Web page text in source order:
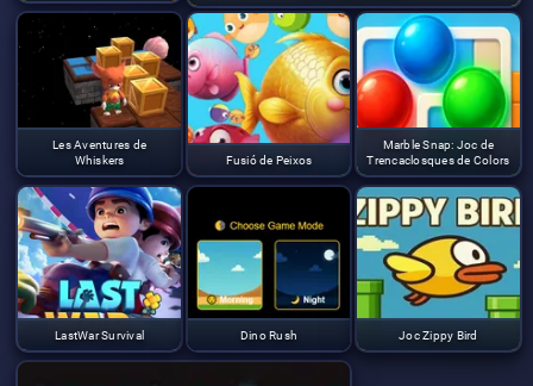
Les Aventures de
Whiskers
Fusió de Peixos
Marble Snap: Joc de
Trencaclosques de Colors
LastWar Survival Dino Rush Joc Zippy Bird